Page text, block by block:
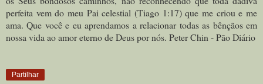
perfeita vem do meu Pai celestial (Tiago 1:17) que me criou e me
ama. Que você e eu aprendamos a relacionar todas as bênçãos em
nossa vida ao amor eterno de Deus por nós. Peter Chin - Pão Diário
Partilhar